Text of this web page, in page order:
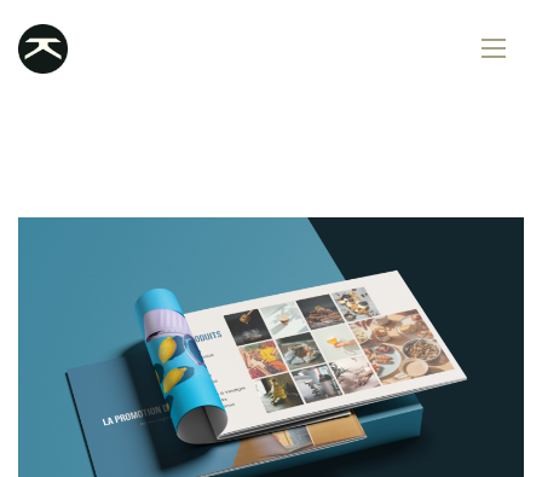
Services
Portfolio
Contact